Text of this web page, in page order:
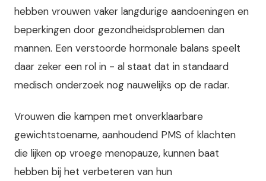
hebben vrouwen vaker langdurige aandoeningen en
beperkingen door gezondheidsproblemen dan
mannen. Een verstoorde hormonale balans speelt
daar zeker een rol in - al staat dat in standaard
medisch onderzoek nog nauwelijks op de radar.
Vrouwen die kampen met onverklaarbare
gewichtstoename, aanhoudend PMS of klachten
die lijken op vroege menopauze, kunnen baat
hebben bij het verbeteren van hun